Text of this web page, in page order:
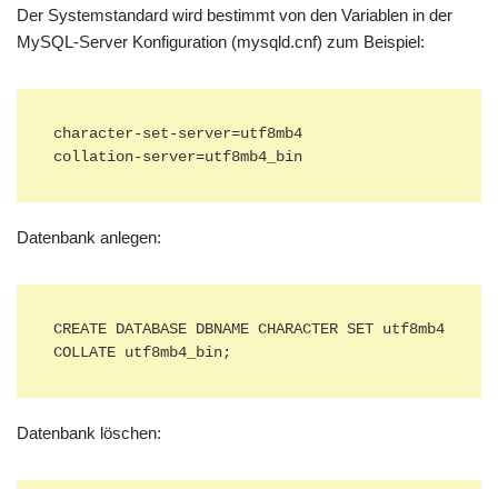
Der Systemstandard wird bestimmt von den Variablen in der
MySQL-Server Konfiguration (mysqld.cnf) zum Beispiel:
character-set-server=utf8mb4
collation-server=utf8mb4_bin
Datenbank anlegen:
CREATE DATABASE DBNAME CHARACTER SET utf8mb4
COLLATE utf8mb4_bin;
Datenbank löschen: